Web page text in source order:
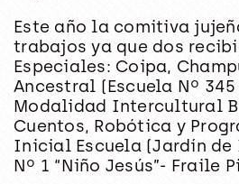
Este año la comitiva
trabajos ya que dos
Especiales: Coipa,
Ancestral (Escuela Nº
Modalidad Intercultural
Cuentos, Robótica y
Inicial Escuela (Jardín
Nº 1 “Niño Jesús”- Fraile